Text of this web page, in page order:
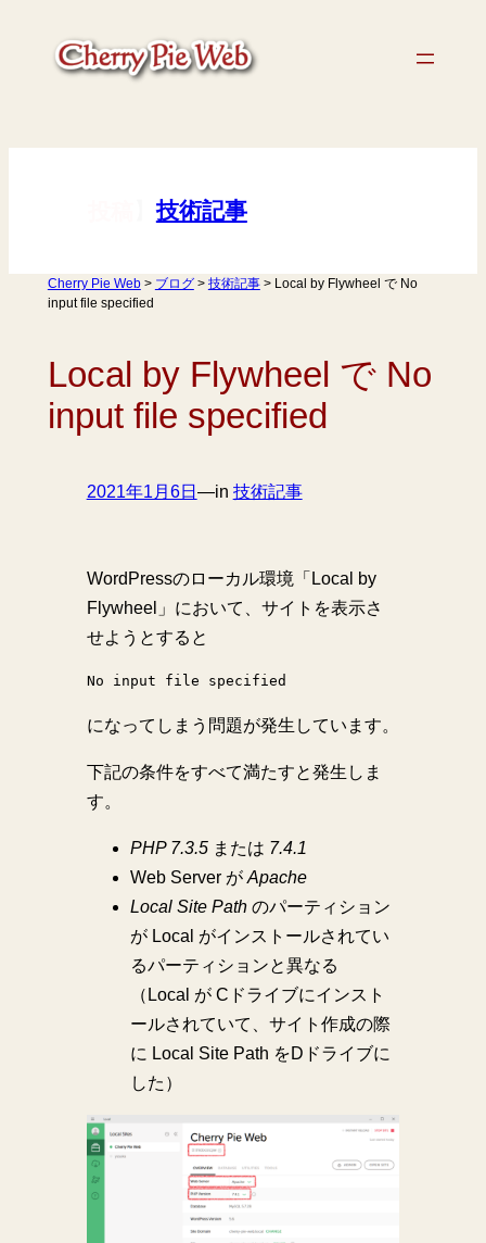
ッ
】技術記事
Cherry Pie Web> ブログ> 技術記事> Local by Flywheel で No
input file specified
Local by Flywheel で No
input file specified
2021年1月6日 —in 技術記事
WordPressのローカル環境「Local by
Flywheel」において、サイトを表示さ
せようとすると
No input file specified
になってしまう問題が発生しています。
下記の条件をすべて満たすと発生しま
す。
PHP 7.3.5または 7.4.1
Web Server が Apache
Local Site Pathのパーティション
が Local がインストールされてい
るパーティションと異なる
（Local が Cドライブにインスト
ールされていて、サイト作成の際
に Local Site Path をDドライブに
した）